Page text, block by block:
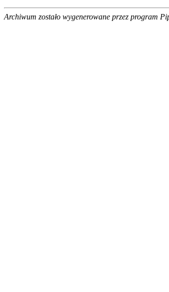
Archiwum zostało wygenerowane przez program